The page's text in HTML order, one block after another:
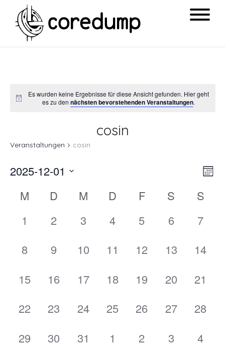
Es wurden keine Ergebnisse für diese Ansicht gefunden. Hier geht
es zu den nächsten bevorstehenden Veranstaltungen.
cosin
Veranstaltungen cosin
2025-12-01
wählen.
Kalender
Veranstaltungen
M D M D F S
S
0
1
0
2
0
3
0
4
0
5
0
6
0
7
0
8
0
9
0
10
0
11
0
12
0
13
0
14
0
15
0
16
0
17
0
18
0
19
0
20
0
21
0
22
0
23
0
24
0
25
0
26
0
27
0
28
0
29
0
30
0
31
0
1
0
2
0
3
0
4